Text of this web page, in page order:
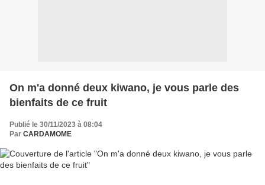
On m'a donné deux kiwano, je vous parle des
bienfaits de ce fruit
Publié le 30/11/2023 à 08:04
Par CARDAMOME